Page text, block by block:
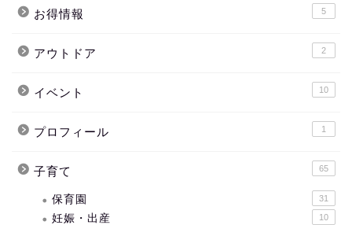
お得情報 5
アウトドア 2
イベント 10
プロフィール 1
子育て 65
保育園 31
妊娠・出産 10